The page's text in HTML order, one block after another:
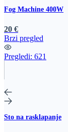
Fog Machine 400W
20 €
Brzi pregled
Pregledi: 621
Sto na rasklapanje